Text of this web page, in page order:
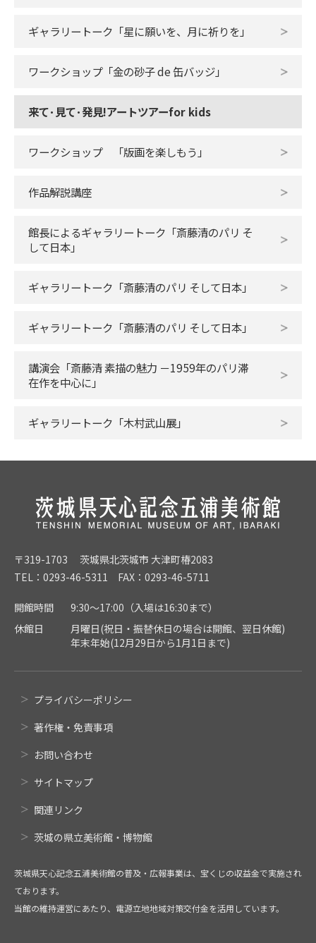
ギャラリートーク「星に願いを、月に祈りを」
ワークショップ「金の砂子 de 缶バッジ」
来て･見て･発見!アートツアーfor kids
ワークショップ 「版画を楽しもう」
作品解説講座
館長によるギャラリートーク「斎藤清のパリ そ
して日本」
ギャラリートーク「斎藤清のパリ そして日本」
ギャラリートーク「斎藤清のパリ そして日本」
講演会「斎藤清 素描の魅力 －1959年のパリ滞
在作を中心に」
ギャラリートーク「木村武山展」
〒319-1703 茨城県北茨城市 大津町椿2083
TEL：0293-46-5311 FAX：0293-46-5711
開館時間
9:30～17:00（入場は16:30まで）
休館日
月曜日(祝日・振替休日の場合は開館、翌日休館)
年末年始(12月29日から1月1日まで)
プライバシーポリシー
著作権・免責事項
お問い合わせ
サイトマップ
関連リンク
茨城の県立美術館・博物館
茨城県天心記念五浦美術館の普及・広報事業は、宝くじの収益金で実施され
ております。
当館の維持運営にあたり、電源立地地域対策交付金を活用しています。